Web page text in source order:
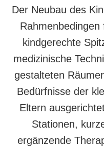
Der Neubau des
kindgerechte
medizinische
gestalteten
Bedürfnisse der
Eltern
Stationen,
ergänzende